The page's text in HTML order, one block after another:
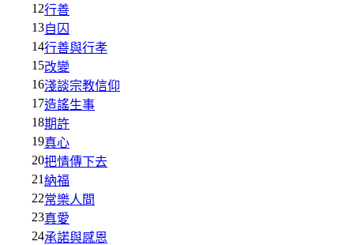
12行善
13自囚
14行善與行孝
15改變
16淺談宗教信仰
17造謠生事
18期許
19真心
20把情傳下去
21納福
22常樂人間
23真愛
24承諾與感恩